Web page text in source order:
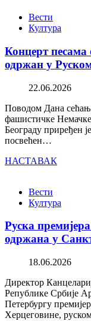
Вести
Култура
Концерт
одржан у
22.06.2026
Поводом Дана
фашистичке
Београду приређен
посвећен…
НАСТАВАК
Вести
Култура
Руска
одржана у
18.06.2026
Директор
Републике Србије
Петербургу
Херцеговине,